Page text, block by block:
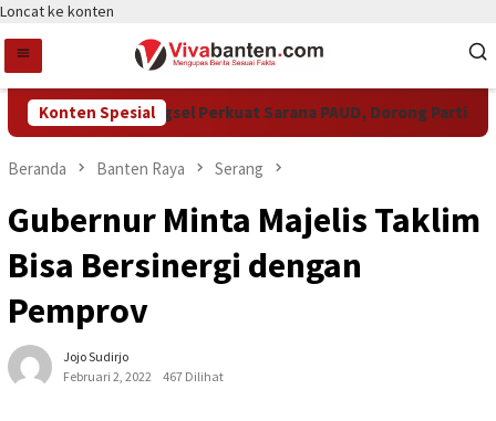
Loncat ke konten
Konten Spesial
Pemkot Tangsel Perkuat Sarana PAUD, Dorong
Beranda Banten Raya Serang
Gubernur Minta Majelis Taklim
Bisa Bersinergi dengan
Pemprov
Jojo Sudirjo
Februari 2, 2022
467 Dilihat